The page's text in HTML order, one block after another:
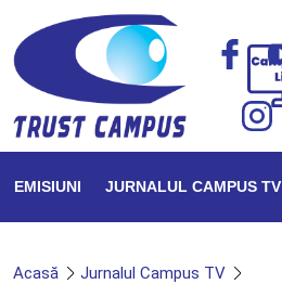
EMISIUNI JURNALUL CAMPUS TV
Acasă Jurnalul Campus TV